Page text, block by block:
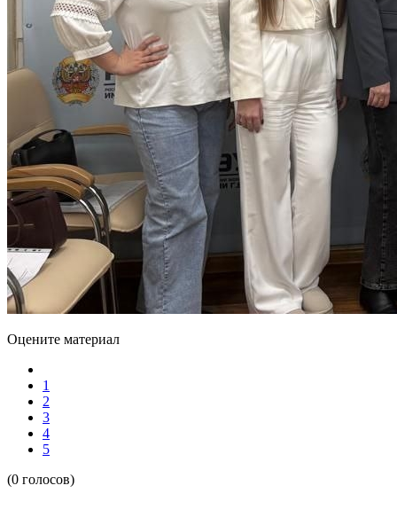
Оцените материал
1
2
3
4
5
(0 голосов)